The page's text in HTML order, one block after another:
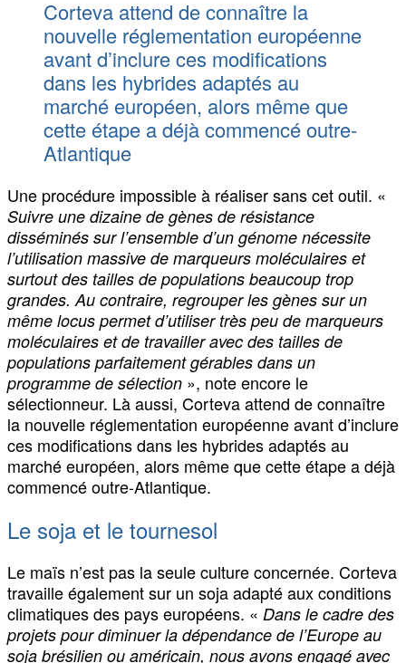
Corteva attend de connaître la
nouvelle réglementation européenne
avant d’inclure ces modifications
dans les hybrides adaptés au
marché européen, alors même que
cette étape a déjà commencé outre-
Atlantique
Une procédure impossible à réaliser sans cet outil. «
Suivre une dizaine de gènes de résistance
disséminés sur l’ensemble d’un génome nécessite
l’utilisation massive de marqueurs moléculaires et
surtout des tailles de populations beaucoup trop
grandes. Au contraire, regrouper les gènes sur un
même locus permet d’utiliser très peu de marqueurs
moléculaires et de travailler avec des tailles de
populations parfaitement gérables dans un
programme de sélection », note encore le
sélectionneur. Là aussi, Corteva attend de connaître
la nouvelle réglementation européenne avant d’inclure
ces modifications dans les hybrides adaptés au
marché européen, alors même que cette étape a déjà
commencé outre-Atlantique.
Le soja et le tournesol
Le maïs n’est pas la seule culture concernée. Corteva
travaille également sur un soja adapté aux conditions
climatiques des pays européens. « Dans le cadre des
projets pour diminuer la dépendance de l’Europe au
soja brésilien ou américain, nous avons engagé avec